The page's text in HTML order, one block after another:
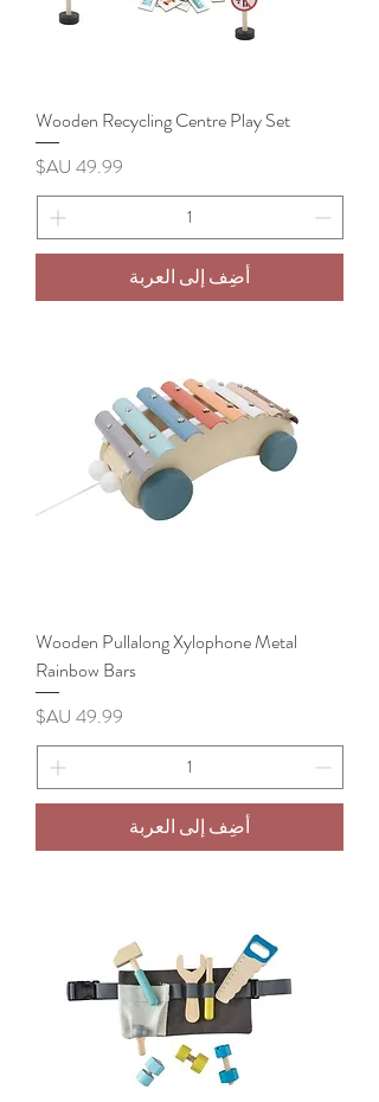
Wooden Recycling Centre Play Set
السعر
أضِف إلى العربة
Wooden Pullalong Xylophone Metal
Rainbow Bars
السعر
أضِف إلى العربة